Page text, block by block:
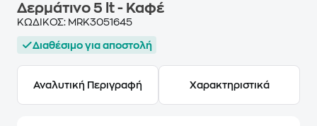
Δερμάτινο 5 lt - Καφέ
ΚΩΔΙΚΟΣ: MRK3051645
Διαθέσιμο για αποστολή
Αναλυτική Περιγραφή Χαρακτηριστικά